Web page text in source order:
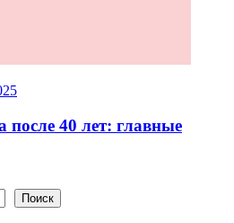
после 40 лет: главные
Поиск